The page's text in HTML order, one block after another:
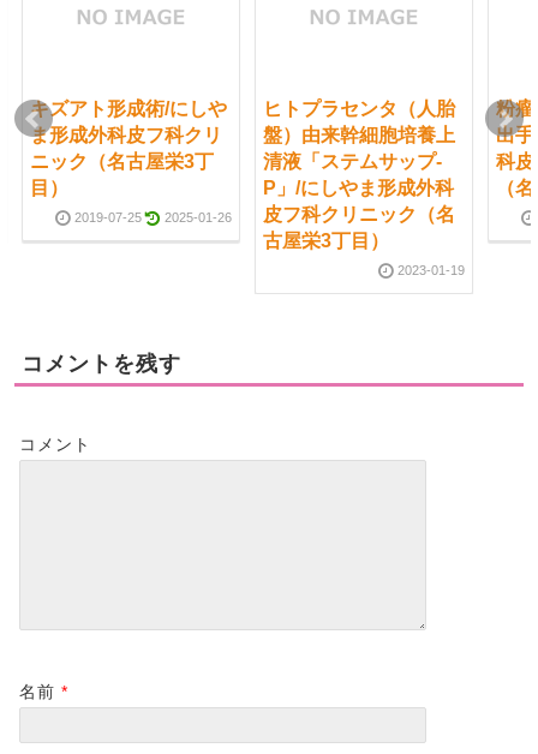
キズアト形成術/にしや
ま形成外科皮フ科クリ
ニック（名古屋栄3丁
目）
2019-07-25 2025-01-26
ヒトプラセンタ（人胎
盤）由来幹細胞培養上
清液「ステムサップ-
P」/にしやま形成外科
皮フ科クリニック（名
古屋栄3丁目）
2023-01-19
粉
出
科
（
コメントを残す
コメント
名前 *